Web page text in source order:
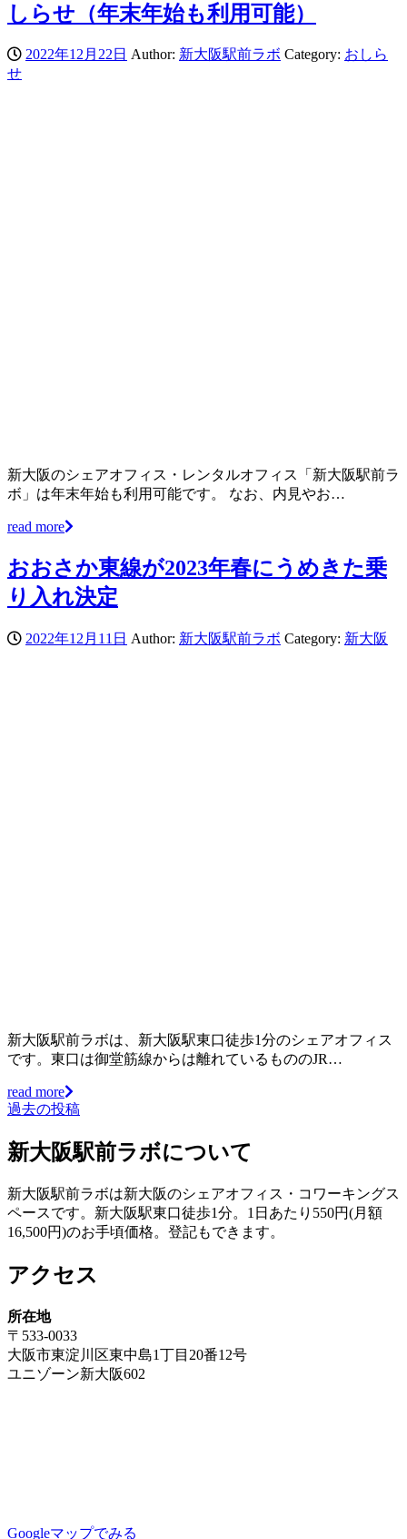
しらせ（年末年始も利用可能）
2022年12月22日 Author: 新大阪駅前ラボ Category: おしら
せ
新大阪のシェアオフィス・レンタルオフィス「新大阪駅前ラ
ボ」は年末年始も利用可能です。 なお、内見やお…
read more
おおさか東線が2023年春にうめきた乗
り入れ決定
2022年12月11日 Author: 新大阪駅前ラボ Category: 新大阪
新大阪駅前ラボは、新大阪駅東口徒歩1分のシェアオフィス
です。東口は御堂筋線からは離れているもののJR…
read more
投
稿
ビ
ゲ
ー
シ
ョ
ン
過去の投稿
新大阪駅前ラボについて
新大阪駅前ラボは新大阪のシェアオフィス・コワーキングス
ペースです。新大阪駅東口徒歩1分。1日あたり550円(月額
16,500円)のお手頃価格。登記もできます。
アクセス
所在地
〒533-0033
大阪市東淀川区東中島1丁目20番12号
ユニゾーン新大阪602
Googleマップでみる